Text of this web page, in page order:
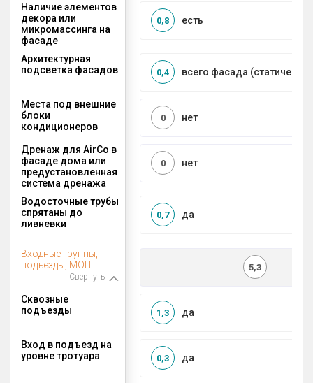
Наличие элементов
декора или
микромассинга на
фасаде
есть
0,8
Архитектурная
подсветка фасадов
всего фасада
0,4
Места под внешние
блоки
кондиционеров
нет
0
Дренаж для AirCo в
фасаде дома или
предустановленная
система дренажа
нет
0
Водосточные трубы
спрятаны до
ливневки
да
0,7
Входные группы,
подъезды, МОП
Свернуть
5,3
Сквозные
подъезды
да
1,3
Вход в подъезд на
уровне тротуара
да
0,3